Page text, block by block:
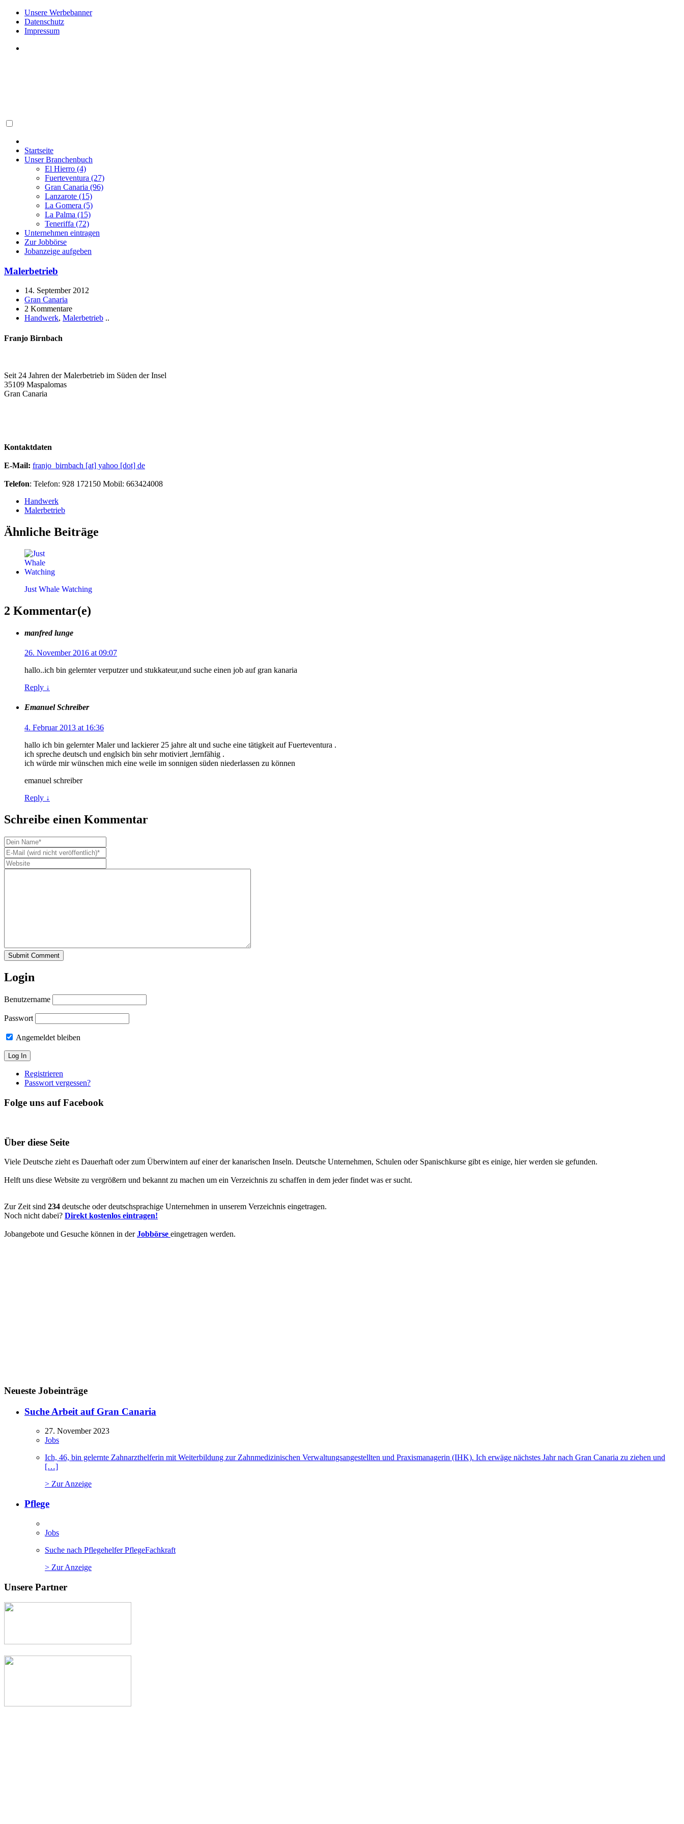
Unsere Werbebanner
Datenschutz
Impressum
Startseite
Unser Branchenbuch
El Hierro (4)
Fuerteventura (27)
Gran Canaria (96)
Lanzarote (15)
La Gomera (5)
La Palma (15)
Teneriffa (72)
Unternehmen eintragen
Zur Jobbörse
Jobanzeige aufgeben
Malerbetrieb
14. September 2012
Gran Canaria
2 Kommentare
Handwerk, Malerbetrieb ..
Franjo Birnbach
Seit 24 Jahren der Malerbetrieb im Süden der Insel
35109 Maspalomas
Gran Canaria
Kontaktdaten
E-Mail: franjo_birnbach [at] yahoo [dot] de
Telefon: Telefon: 928 172150 Mobil: 663424008
Handwerk
Malerbetrieb
Ähnliche Beiträge
Just Whale Watching
2 Kommentar(e)
manfred lunge
26. November 2016 at 09:07
hallo..ich bin gelernter verputzer und stukkateur,und suche einen job auf gran kanaria
Reply ↓
Emanuel Schreiber
4. Februar 2013 at 16:36
hallo ich bin gelernter Maler und lackierer 25 jahre alt und suche eine tätigkeit auf Fuerteventura .
ich spreche deutsch und englsich bin sehr motiviert ,lernfähig .
ich würde mir wünschen mich eine weile im sonnigen süden niederlassen zu können
emanuel schreiber
Reply ↓
Schreibe einen Kommentar
Submit Comment
Login
Benutzername
Passwort
Angemeldet bleiben
Registrieren
Passwort vergessen?
Folge uns auf Facebook
Über diese Seite
Viele Deutsche zieht es Dauerhaft oder zum Überwintern auf einer der kanarischen Inseln. Deutsche Unternehmen, Schulen oder Spanischkurse gibt es einige, hier werden sie gefunden.
Helft uns diese Website zu vergrößern und bekannt zu machen um ein Verzeichnis zu schaffen in dem jeder findet was er sucht.
Zur Zeit sind 234 deutsche oder deutschsprachige Unternehmen in unserem Verzeichnis eingetragen.
Noch nicht dabei? Direkt kostenlos eintragen!
Jobangebote und Gesuche können in derJobbörse eingetragen werden.
Neueste Jobeinträge
Suche Arbeit auf Gran Canaria
27. November 2023
Jobs
Ich, 46, bin gelernte Zahnarzthelferin mit Weiterbildung zur Zahnmedizinischen Verwaltungsangestellten und Praxismanagerin (IHK). Ich erwäge nächstes Jahr nach Gran Canaria zu ziehen und
[…]
> Zur Anzeige
Pflege
Jobs
Suche nach Pflegehelfer PflegeFachkraft
> Zur Anzeige
Unsere Partner